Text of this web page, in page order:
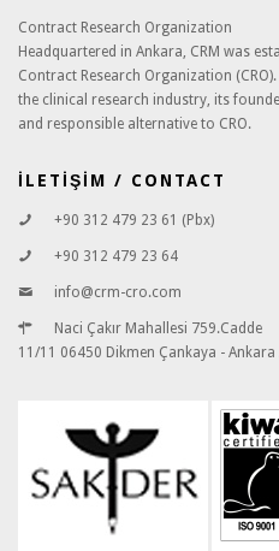
Contract Research Organization
Headquartered in Ankara, CRM was
Contract Research Organization
the clinical research industry, its
and responsible alternative to CRO.
İLETİŞİM / CONTACT
+90 312 479 23 61 (Pbx)
+90 312 479 23 64
info@crm-cro.com
Naci Çakır Mahallesi 759.Cadde
11/11 06450 Dikmen Çankaya - Ankara